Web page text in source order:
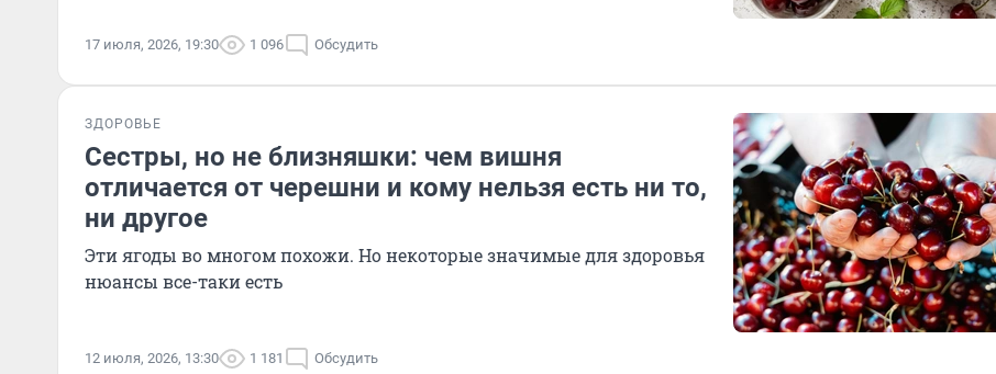
17 июля, 2026, 19:30 1 096 Обсудить
ЗДОРОВЬЕ
Сестры, но не близняшки: чем вишня
отличается от черешни и кому нельзя есть ни то,
ни другое
Эти ягоды во многом похожи. Но некоторые значимые для здоровья
нюансы все-таки есть
12 июля, 2026, 13:30 1 181 Обсудить